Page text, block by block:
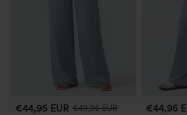
€44,95 EUR €49,95 EUR
€44,95